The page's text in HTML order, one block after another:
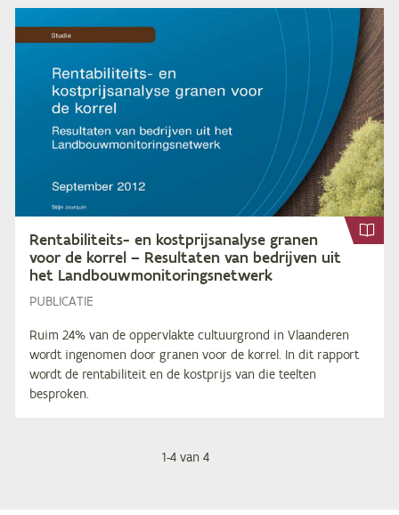
Ren­ta­bi­li­teits- en kost­prijs­ana­ly­se gra­nen
voor de kor­rel – Re­sul­ta­ten van be­drij­ven uit
het Landbouwmonitoringsnetwerk
PUBLICATIE
Ruim 24% van de oppervlakte cultuurgrond in Vlaanderen
wordt ingenomen door granen voor de korrel. In dit rapport
wordt de rentabiliteit en de kostprijs van die teelten
besproken.
Paginering
1-4van 4